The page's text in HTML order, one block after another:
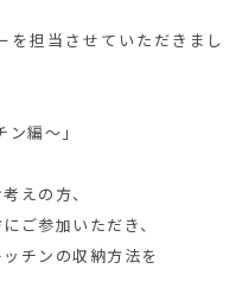
を担当させていただきまし
編～」
えの方、
ご参加いただき、
チンの収納方法を